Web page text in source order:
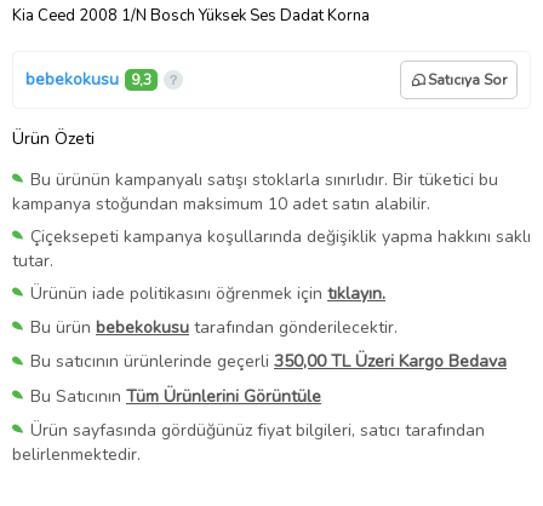
Kia Ceed 2008 1/N Bosch Yüksek Ses Dadat Korna
bebekokusu 9,3 Satıcıya Sor
Ürün Özeti
Bu ürünün kampanyalı satışı stoklarla sınırlıdır. Bir tüketici bu
kampanya stoğundan maksimum 10 adet satın alabilir.
Çiçeksepeti kampanya koşullarında değişiklik yapma hakkını saklı
tutar.
Ürünün iade politikasını öğrenmek için tıklayın.
Bu ürün bebekokusu tarafından gönderilecektir.
Bu satıcının ürünlerinde geçerli 350,00 TL Üzeri Kargo Bedava
Bu Satıcının Tüm Ürünlerini Görüntüle
Ürün sayfasında gördüğünüz fiyat bilgileri, satıcı tarafından
belirlenmektedir.